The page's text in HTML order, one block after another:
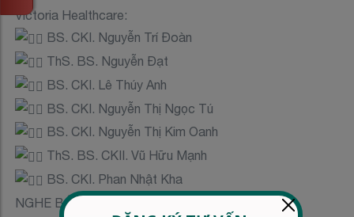
Victoria Healthcare:
BS. CKI. Nguyễn Trí Đoàn
ThS. BS. Nguyễn Đạt
BS. CKI. Lê Thúy Anh
BS. CKI. Nguyễn Thị Ngọc Tú
BS. CKI. Nguyễn Thị Kim Oanh
ThS. BS. CKII. Vũ Hữu Mạnh
BS. CKI. Phan Nhật Kha
NGHE BÁC SĨ, CHỚ NGHE ĐỒN!